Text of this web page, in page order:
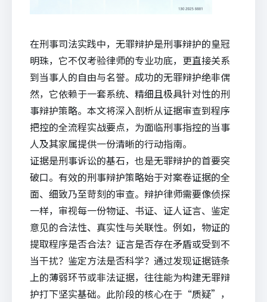
在刑事司法实践中，无罪辩护是刑事辩护的皇冠
明珠，它不仅考验律师的专业功底，更直接关系
到当事人的自由与名誉。成功的无罪辩护绝非偶
然，它依赖于一套系统、精细且极具针对性的刑
事辩护策略。本文将深入剖析从证据审查到程序
把控的全流程实战要点，为面临刑事指控的当事
人及其家属提供一份清晰的行动指南。
证据是刑事诉讼的基石，也是无罪辩护的首要突
破口。有效的刑事辩护策略始于对案卷证据的全
面、细致乃至苛刻的审查。辩护律师需要像侦探
一样，审视每一份物证、书证、证人证言、鉴定
意见的合法性、真实性与关联性。例如，物证的
提取程序是否合法？证言是否存在矛盾或受到不
当干扰？鉴定方法是否科学？通过发现证据链条
上的薄弱环节或非法证据，往往能为构建无罪辩
护打下坚实基础。此阶段的核心在于“质疑”，